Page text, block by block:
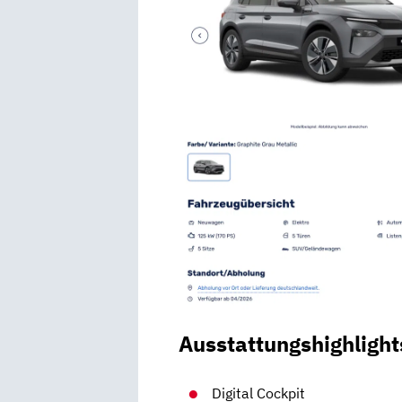
Digital Cockpit